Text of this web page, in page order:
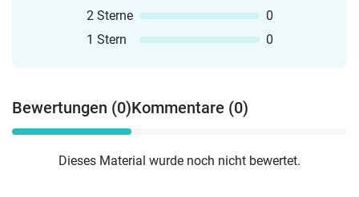
2 Sterne
0
1 Stern
0
Bewertungen (0)Kommentare (0)
Dieses Material wurde noch nicht bewertet.